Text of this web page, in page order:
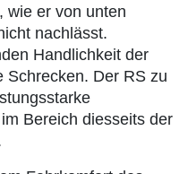
wie er von unten
nachlässt.
Handlichkeit der
Schrecken. Der RS zu
Bereich diesseits der